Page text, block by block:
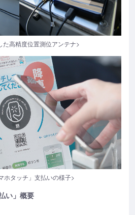
た高精度位置測位アンテナ>
ホタッチ」支払いの様子>
い」概要